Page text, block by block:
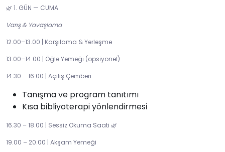
🌿 1. GÜN — CUMA
Varış & Yavaşlama
12.00–13.00 | Karşılama & Yerleşme
13.00–14.00 | Öğle Yemeği (opsiyonel)
14.30 – 16.00 | Açılış Çemberi
Tanışma ve program tanıtımı
Kısa bibliyoterapi yönlendirmesi
16.30 – 18.00 | Sessiz Okuma Saati 🌿
19.00 – 20.00 | Akşam Yemeği